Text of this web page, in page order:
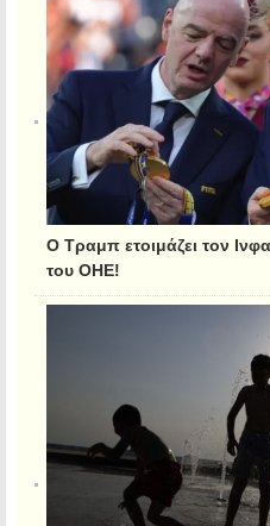
Ο Τραμπ ετοιμάζει τον
του ΟΗΕ!